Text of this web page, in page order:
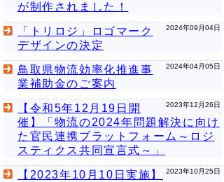
が制作されました！
2024年09月04日
「トリロジ」ロゴマーク
デザインの決定
2024年04月05日
鳥取県物流効率化推進事
業補助金のご案内
2023年12月26日
【令和5年12月19日開
催】「物流の2024年問題解決に向け
た官民連携プラットフォーム～ロジ
スティクス共同宣言式～」
2023年10月25日
【2023年10月10日実施】